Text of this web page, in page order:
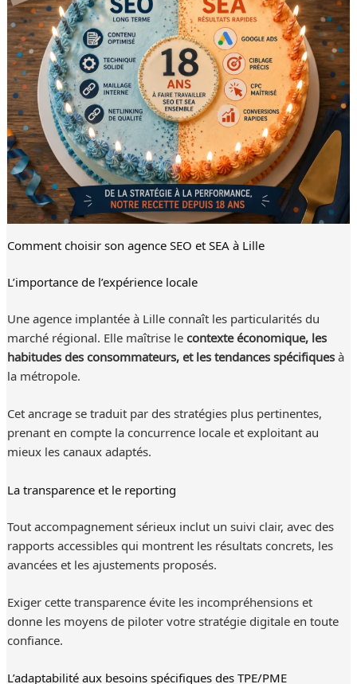
Comment choisir son agence SEO et SEA à Lille
L’importance de l’expérience locale
Une agence implantée à Lille connaît les particularités du
marché régional. Elle maîtrise lecontexte économique, les
habitudes des consommateurs, et les tendances spécifiquesà
la métropole.
Cet ancrage se traduit par des stratégies plus pertinentes,
prenant en compte la concurrence locale et exploitant au
mieux les canaux adaptés.
La transparence et le reporting
Tout accompagnement sérieux inclut un suivi clair, avec des
rapports accessibles qui montrent les résultats concrets, les
avancées et les ajustements proposés.
Exiger cette transparence évite les incompréhensions et
donne les moyens de piloter votre stratégie digitale en toute
confiance.
L’adaptabilité aux besoins spécifiques des TPE/PME